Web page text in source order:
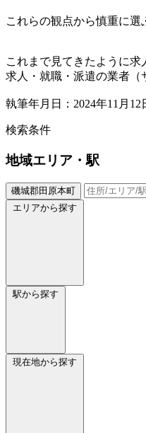
これらの観点から慎重に選
これまで見てきたように求
求人・就職・派遣の業者（
執筆年月日：2024年11月12
検索条件
地域エリア・駅
磯城郡田原本町
エリアから探す
駅から探す
現在地から探す